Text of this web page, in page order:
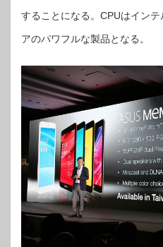
することになる。CPUはイン
アのパワフルな製品となる。